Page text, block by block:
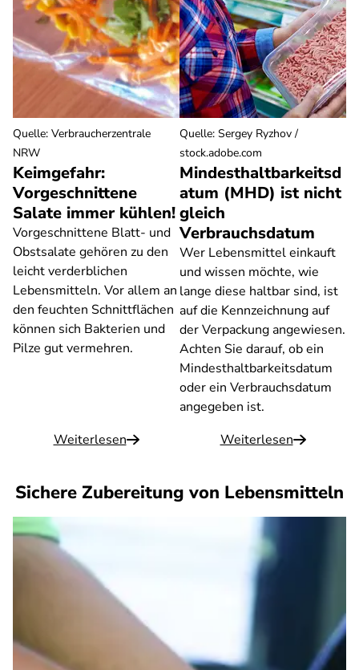
Keimgefahr:
Vorgeschnittene
Salate immer kühlen!
Vorgeschnittene Blatt- und
Obstsalate gehören zu den
leicht verderblichen
Lebensmitteln. Vor allem an
den feuchten Schnittflächen
können sich Bakterien und
Pilze gut vermehren.
Weiterlesen
Quelle: Verbraucherzentrale
NRW
Mindesthaltbarkeitsd
atum (MHD) ist nicht
gleich
Verbrauchsdatum
Wer Lebensmittel einkauft
und wissen möchte, wie
lange diese haltbar sind, ist
auf die Kennzeichnung auf
der Verpackung angewiesen.
Achten Sie darauf, ob ein
Mindesthaltbarkeitsdatum
oder ein Verbrauchsdatum
angegeben ist.
Weiterlesen
Quelle: Sergey Ryzhov /
stock.adobe.com
Sichere Zubereitung von Lebensmitteln